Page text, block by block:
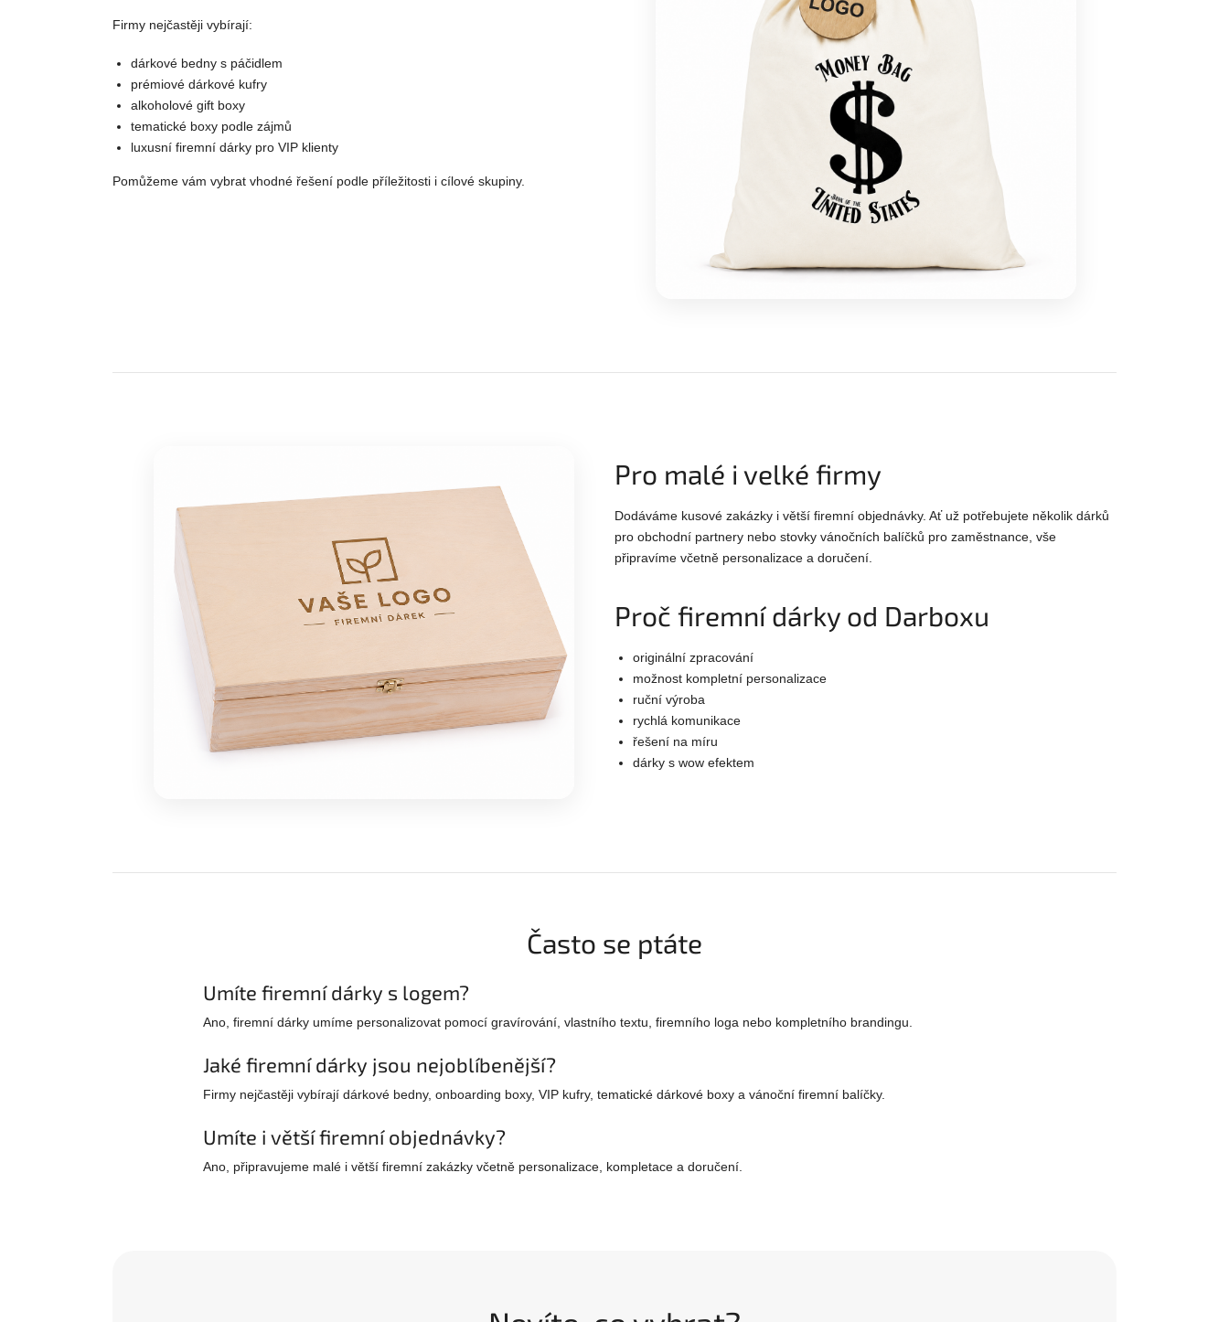
Firmy nejčastěji vybírají:
dárkové bedny s páčidlem
prémiové dárkové kufry
alkoholové gift boxy
tematické boxy podle zájmů
luxusní firemní dárky pro VIP klienty
Pomůžeme vám vybrat vhodné řešení podle příležitosti i cílové skupiny.
Pro malé i velké firmy
Dodáváme kusové zakázky i větší firemní objednávky. Ať už potřebujete několik dárků
pro obchodní partnery nebo stovky vánočních balíčků pro zaměstnance, vše
připravíme včetně personalizace a doručení.
Proč firemní dárky od Darboxu
originální zpracování
možnost kompletní personalizace
ruční výroba
rychlá komunikace
řešení na míru
dárky s wow efektem
Často se ptáte
Umíte firemní dárky s logem?
Ano, firemní dárky umíme personalizovat pomocí gravírování, vlastního textu, firemního loga nebo kompletního brandingu.
Jaké firemní dárky jsou nejoblíbenější?
Firmy nejčastěji vybírají dárkové bedny, onboarding boxy, VIP kufry, tematické dárkové boxy a vánoční firemní balíčky.
Umíte i větší firemní objednávky?
Ano, připravujeme malé i větší firemní zakázky včetně personalizace, kompletace a doručení.